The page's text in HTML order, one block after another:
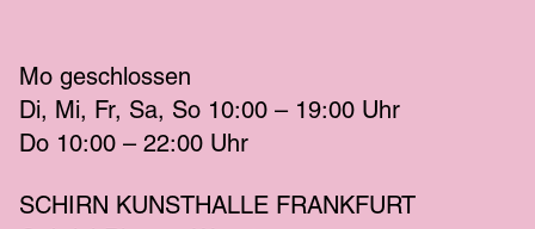
Mo geschlossen
Di
Mi Fr Sa So 10:00 – 19:00 Uhr
Do 10:00 – 22:00 Uhr
SCHIRN KUNSTHALLE FRANKFURT